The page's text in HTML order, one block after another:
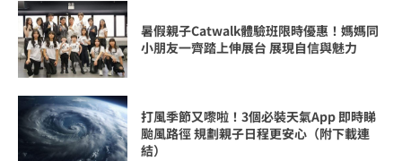
暑假親子Catwalk體驗班限時優惠！媽媽同
小朋友一齊踏上伸展台 展現自信與魅力
打風季節又嚟啦！3個必裝天氣App 即時睇
颱風路徑 規劃親子日程更安心（附下載連
結）